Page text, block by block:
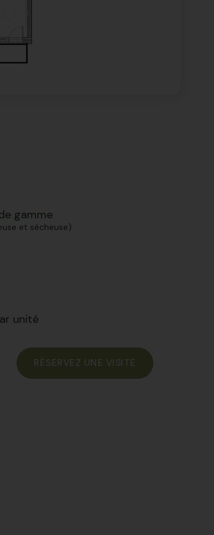
gamme
et sécheuse)
unité
RÉSERVEZ UNE VISITE